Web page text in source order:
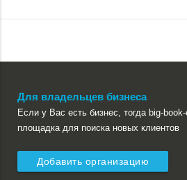
Для владельцев бизнеса
Если у Вас есть бизнес, тогда big-
площадка для поиска новых клиентов
Добавить организацию